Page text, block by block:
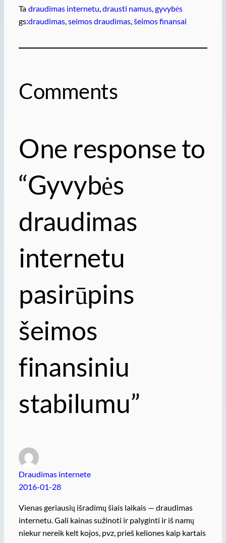
Ta
gs:
draudimas internetu, drausti namus, gyvybės
draudimas, seimos draudimas, šeimos finansai
Comments
One response to
“Gyvybės
draudimas
internetu
pasirūpins
šeimos
finansiniu
stabilumu”
Draudimas internete
2016-01-28
Vienas geriausių išradimų šiais laikais — draudimas
internetu. Gali kainas sužinoti ir palyginti ir iš namų
niekur nereik kelt kojos, pvz, prieš keliones kaip kartais